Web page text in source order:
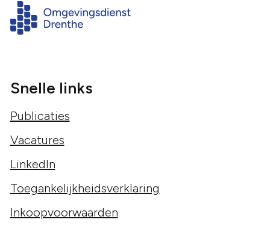
Snelle links
Publicaties
Vacatures
LinkedIn
Toegankelijkheidsverklaring
Inkoopvoorwaarden